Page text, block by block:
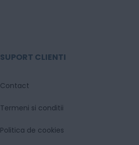
SUPORT CLIENTI
Contact
Termeni si conditii
Politica de cookies